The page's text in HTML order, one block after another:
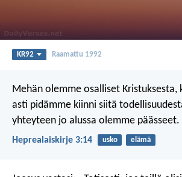
KR92 Raamattu 1992
Mehän olemme osalliset Kristuksesta,
asti pidämme kiinni siitä
yhteyteen jo alussa olemme päässeet.
Heprealaiskirje 3:14 usko elämä